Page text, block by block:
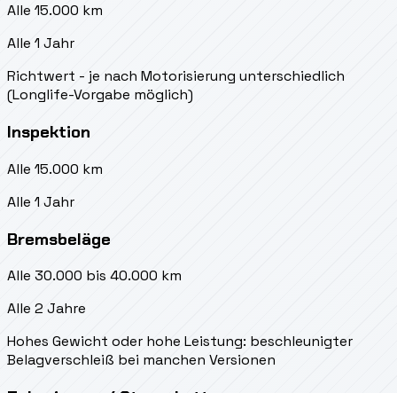
Alle 15.000 km
Alle 1 Jahr
Richtwert - je nach Motorisierung unterschiedlich
(Longlife-Vorgabe möglich)
Inspektion
Alle 15.000 km
Alle 1 Jahr
Bremsbeläge
Alle 30.000 bis 40.000 km
Alle 2 Jahre
Hohes Gewicht oder hohe Leistung: beschleunigter
Belagverschleiß bei manchen Versionen